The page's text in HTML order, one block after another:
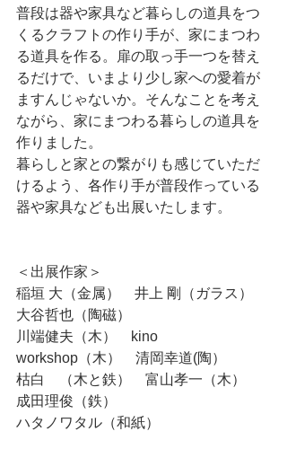
普段は器や家具など暮らしの道具をつ
くるクラフトの作り手が、家にまつわ
る道具を作る。扉の取っ手一つを替え
るだけで、いまより少し家への愛着が
ますんじゃないか。そんなことを考え
ながら、家にまつわる暮らしの道具を
作りました。
暮らしと家との繋がりも感じていただ
けるよう、各作り手が普段作っている
器や家具なども出展いたします。
＜出展作家＞
稲垣 大（金属）　井上 剛（ガラス）
大谷哲也（陶磁）
川端健夫（木）　kino
workshop（木）　清岡幸道(陶）
枯白　（木と鉄）　富山孝一（木）
成田理俊（鉄）
ハタノワタル（和紙）